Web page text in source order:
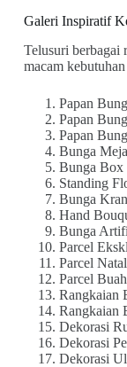
Galeri Inspiratif
Telusuri berbagai
macam
Papan
Papan
Papan
Bunga
Bunga Box
Standing
Bunga
Hand
Bunga
Parcel
Parcel
Parcel
Rangkaian
Rangkaian
Dekorasi
Dekorasi
Dekorasi